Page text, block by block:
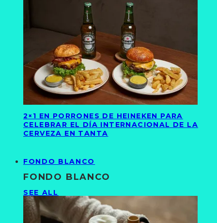
2×1 EN PORRONES DE HEINEKEN PARA
CELEBRAR EL DÍA INTERNACIONAL DE LA
CERVEZA EN TANTA
FONDO BLANCO
FONDO BLANCO
SEE ALL